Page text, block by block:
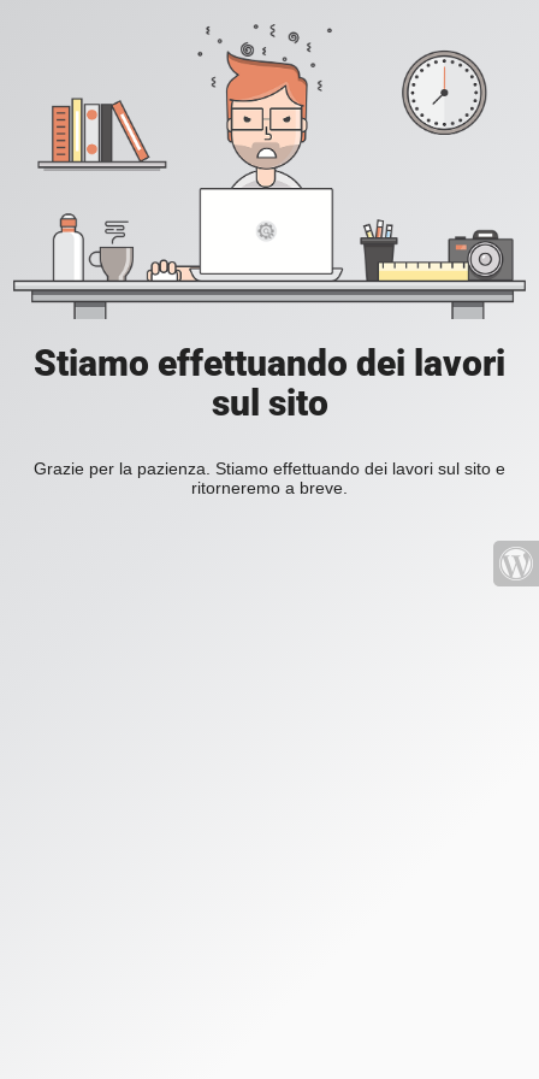
Stiamo effettuando dei lavori
sul sito
Grazie per la pazienza. Stiamo effettuando dei lavori sul sito e
ritorneremo a breve.